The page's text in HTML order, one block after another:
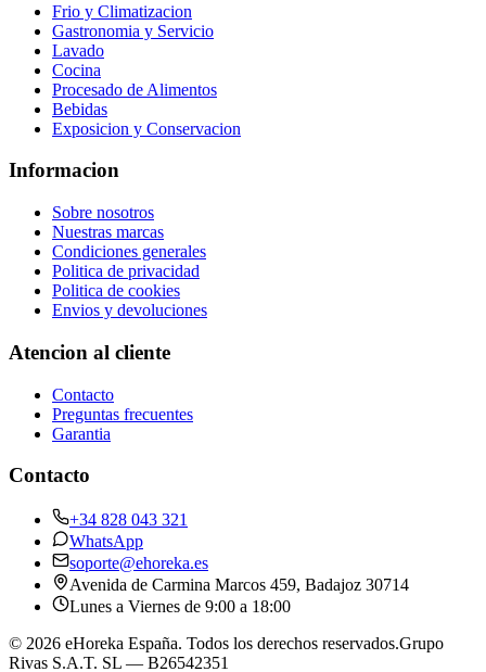
Frio y Climatizacion
Gastronomia y Servicio
Lavado
Cocina
Procesado de Alimentos
Bebidas
Exposicion y Conservacion
Informacion
Sobre nosotros
Nuestras marcas
Condiciones generales
Politica de privacidad
Politica de cookies
Envios y devoluciones
Atencion al cliente
Contacto
Preguntas frecuentes
Garantia
Contacto
+34 828 043 321
WhatsApp
soporte@ehoreka.es
Avenida de Carmina Marcos 459, Badajoz 30714
Lunes a Viernes de 9:00 a 18:00
© 2026 eHoreka España. Todos los derechos reservados.Grupo
Rivas S.A.T. SL — B26542351